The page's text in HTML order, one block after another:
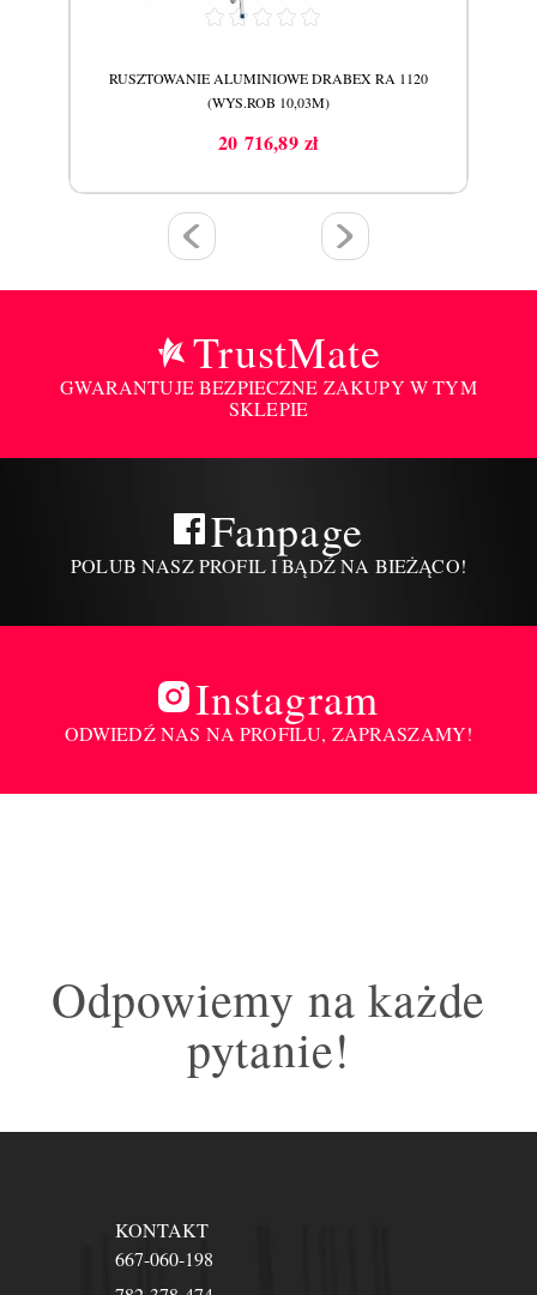
RUSZTOWANIE ALUMINIOWE DRABEX RA 1120
(WYS.ROB 10,03M)
Cena
20 716,89 zł
TrustMate
GWARANTUJE BEZPIECZNE ZAKUPY W TYM
SKLEPIE
Fanpage
POLUB NASZ PROFIL I BĄDŹ NA BIEŻĄCO!
Instagram
ODWIEDŹ NAS NA PROFILU, ZAPRASZAMY!
Odpowiemy na każde
pytanie!
KONTAKT
667-060-198